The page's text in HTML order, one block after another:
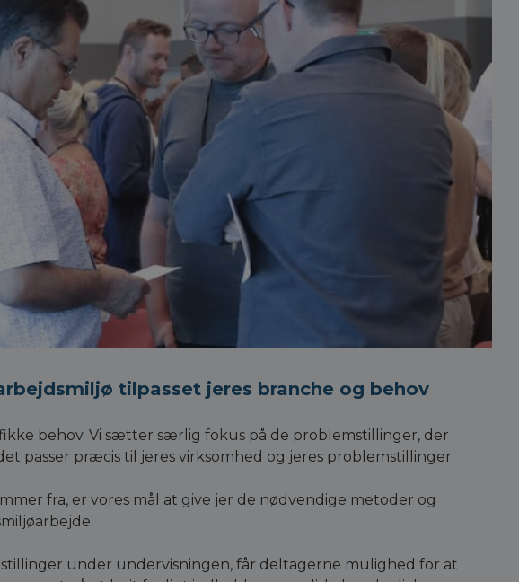
tilpasset jeres branche og behov
behov. Vi sætter særlig fokus på de problemstillinger, der
passer præcis til jeres virksomhed og jeres problemstillinger.
fra, er vores mål at give jer de nødvendige metoder og
under undervisningen, får deltagerne mulighed for at